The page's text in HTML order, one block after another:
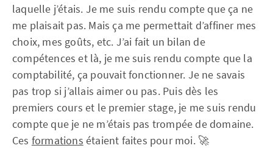
laquelle j’étais. Je me suis rendu compte que ça ne
me plaisait pas. Mais ça me permettait d’affiner mes
choix, mes goûts, etc. J’ai fait un bilan de
compétences et là, je me suis rendu compte que la
comptabilité, ça pouvait fonctionner. Je ne savais
pas trop si j’allais aimer ou pas. Puis dès les
premiers cours et le premier stage, je me suis rendu
compte que je ne m’étais pas trompée de domaine.
Ces formations étaient faites pour moi. 🚀